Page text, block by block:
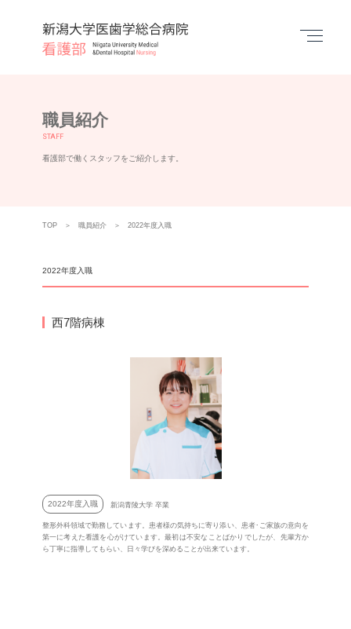
Menu
職員紹介
STAFF
看護部で働くスタッフをご紹介します。
TOP 職員紹介 2022年度入職
2022年度入職
西7階病棟
2022年度入職 新潟青陵大学 卒業
整形外科領域で勤務しています。患者様の気持ちに寄り添い、患者･ご家族の意向を
第一に考えた看護を心がけています。最初は不安なことばかりでしたが、先輩方か
ら丁寧に指導してもらい、日々学びを深めることが出来ています。